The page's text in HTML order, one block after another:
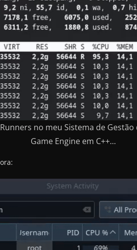
no meu Sistema de
Game Engine em C++…